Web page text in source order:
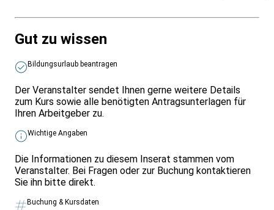
Gut zu wissen
Bildungsurlaub beantragen
Der Veranstalter sendet Ihnen gerne weitere Details
zum Kurs sowie alle benötigten Antragsunterlagen für
Ihren Arbeitgeber zu.
Wichtige Angaben
Die Informationen zu diesem Inserat stammen vom
Veranstalter. Bei Fragen oder zur Buchung kontaktieren
Sie ihn bitte direkt.
Buchung & Kursdaten